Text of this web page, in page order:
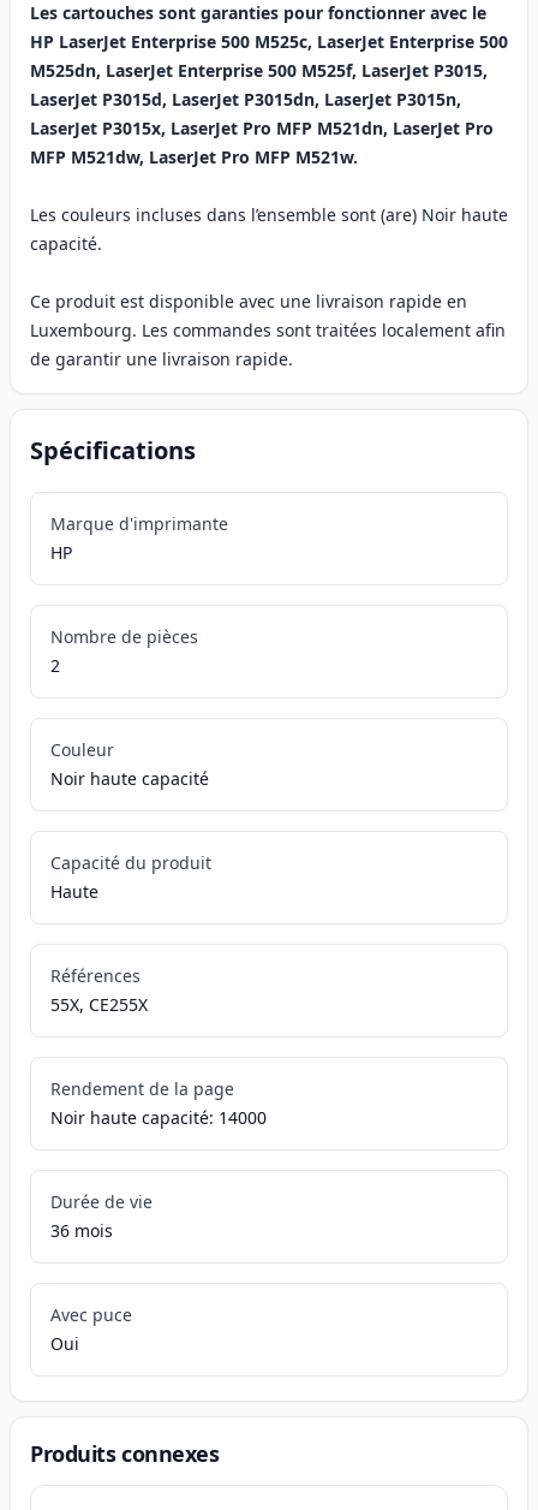
Les cartouches sont garanties pour fonctionner avec le
HP LaserJet Enterprise 500 M525c, LaserJet Enterprise 500
M525dn, LaserJet Enterprise 500 M525f, LaserJet P3015,
LaserJet P3015d, LaserJet P3015dn, LaserJet P3015n,
LaserJet P3015x, LaserJet Pro MFP M521dn, LaserJet Pro
MFP M521dw, LaserJet Pro MFP M521w.
Les couleurs incluses dans l’ensemble sont (are) Noir haute
capacité.
Ce produit est disponible avec une livraison rapide en
Luxembourg. Les commandes sont traitées localement afin
de garantir une livraison rapide.
Spécifications
Marque d'imprimante
HP
Nombre de pièces
2
Couleur
Noir haute capacité
Capacité du produit
Haute
Références
55X, CE255X
Rendement de la page
Noir haute capacité: 14000
Durée de vie
36 mois
Avec puce
Oui
Produits connexes